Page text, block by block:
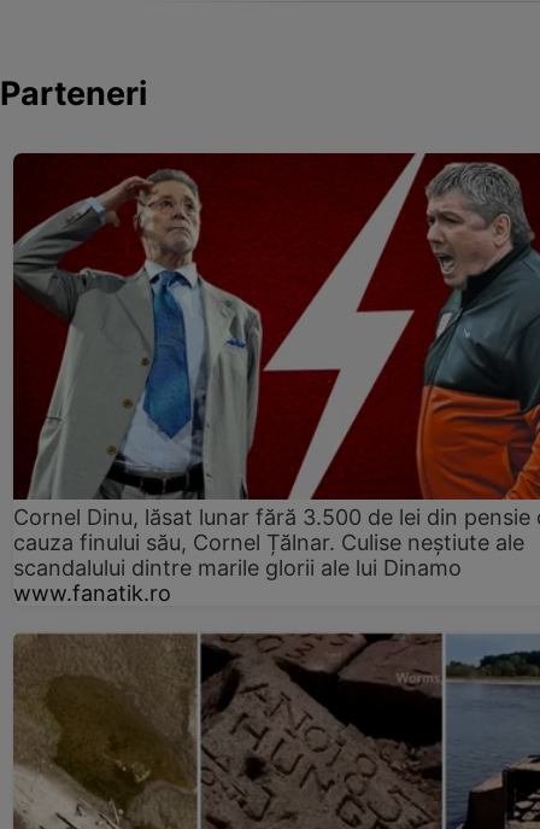
Parteneri
Cornel Dinu, lăsat lunar fără 3.500 de lei din pensie
cauza finului său, Cornel Țălnar. Culise neștiute ale
scandalului dintre marile glorii ale lui Dinamo
www.fanatik.ro